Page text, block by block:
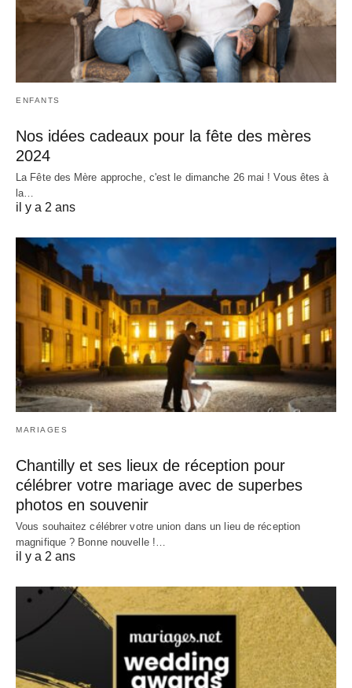
ENFANTS
Nos idées cadeaux pour la fête des mères
2024
La Fête des Mère approche, c'est le dimanche 26 mai ! Vous êtes à
la…
il y a 2 ans
MARIAGES
Chantilly et ses lieux de réception pour
célébrer votre mariage avec de superbes
photos en souvenir
Vous souhaitez célébrer votre union dans un lieu de réception
magnifique ? Bonne nouvelle !…
il y a 2 ans